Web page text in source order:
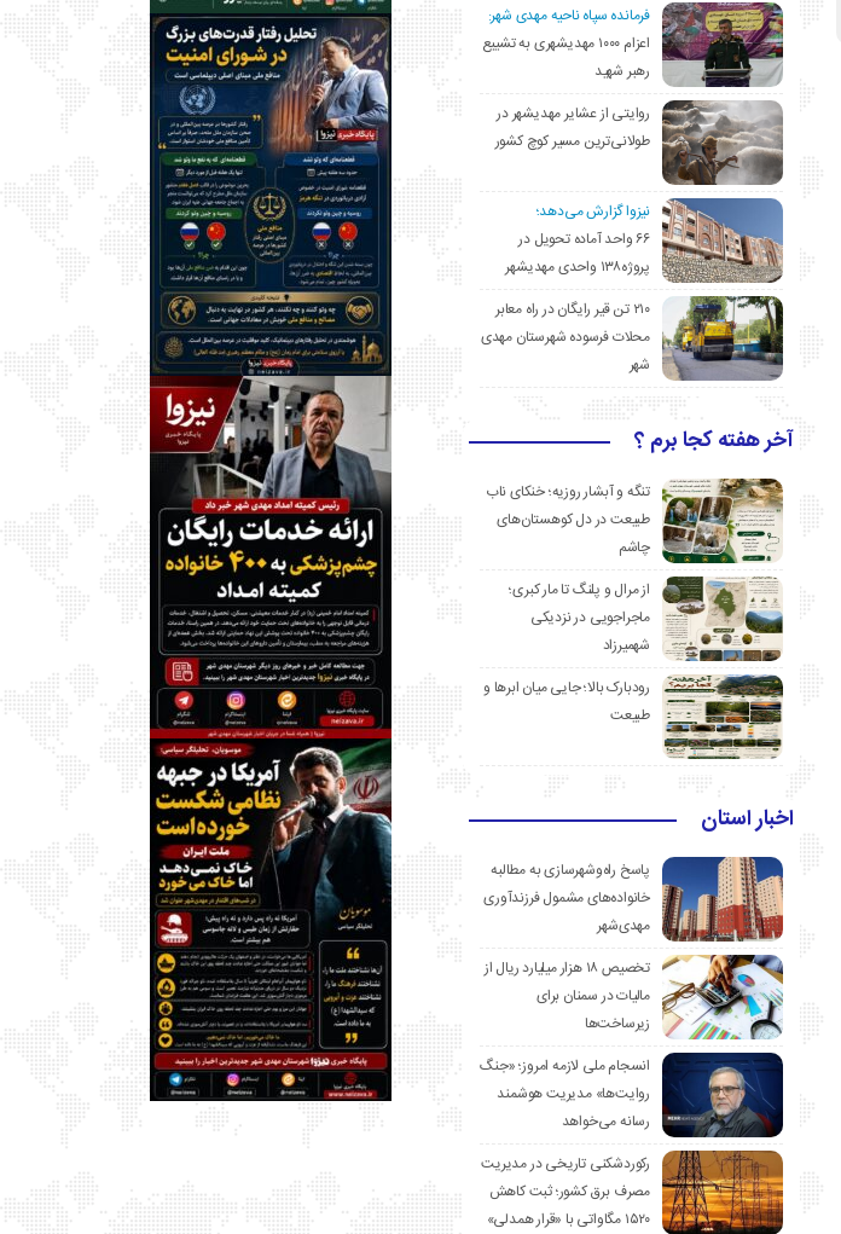
فرمانده سپاه ناحیه مهدی شهر:
اعزام ۱۰۰۰ مهدیشهری به تشییع
رهبر شهید
روایتی از عشایر مهدیشهر در
طولانی‌ترین مسیر کوچ کشور
نیزوا گزارش می‌دهد؛
۶۶ واحد آماده تحویل در
پروژه۱۳۸ واحدی مهدیشهر
۲۱۰ تن قیر رایگان در راه معابر
محلات فرسوده شهرستان مهدی
شهر
آخر هفته کجا برم ؟
تنگه و آبشار روزیه؛ خنکای ناب
طبیعت در دل کوهستان‌های
چاشم
از مرال و پلنگ تا مار کبری؛
ماجراجویی در نزدیکی
شهمیرزاد
رودبارک بالا؛ جایی میان ابرها و
طبیعت
اخبار استان
پاسخ راه‌وشهرسازی به مطالبه
خانواده‌های مشمول فرزندآوری
مهدی‌شهر
تخصیص ۱۸ هزار میلیارد ریال از
مالیات در سمنان برای
زیرساخت‌ها
انسجام ملی لازمه امروز؛ «جنگ
روایت‌ها» مدیریت هوشمند
رسانه می‌خواهد
رکوردشکنی تاریخی در مدیریت
مصرف برق کشور؛ ثبت کاهش
۱۵۲۰ مگاواتی با «قرار همدلی»